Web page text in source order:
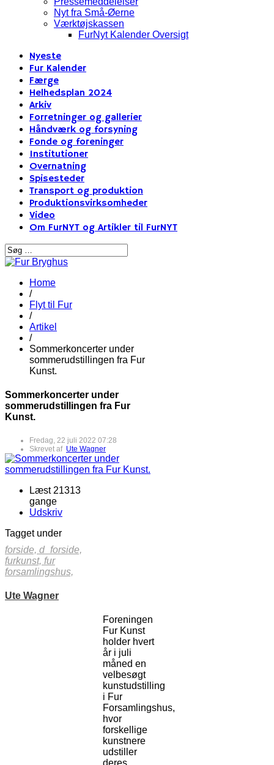
Nyt fra Små-Øerne
Værktøjskassen
FurNyt Kalender Oversigt
Nyeste
Fur Kalender
Færge
Helhedsplan 2024
Arkiv
Forretninger og gallerier
Håndværk og forsyning
Fonde og foreninger
Institutioner
Overnatning
Spisesteder
Transport og produktion
Produktionsvirksomheder
Video
Om FurNYT og Artikler til FurNYT
Home
/
Flyt til Fur
/
Artikel
/
Sommerkoncerter under
sommerudstillingen fra Fur
Kunst.
Sommerkoncerter under
sommerudstillingen fra Fur
Kunst.
Fredag, 22 juli 2022 07:28
Skrevet af Ute Wagner
Læst 21313
gange
Udskriv
Tagget under
forside, d_forside,
furkunst, fur
forsamlingshus,
Ute Wagner
Foreningen
Fur Kunst
holder hvert
år i juli
måned en
velbesøgt
kunstudstilling
i Fur
Forsamlingshus,
hvor
forskellige
kunstnere
udstiller
deres